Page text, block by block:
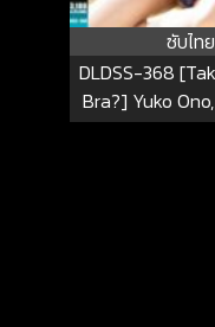
ซับไทย
DLDSS-368
Bra?] Yuko
Woman Who